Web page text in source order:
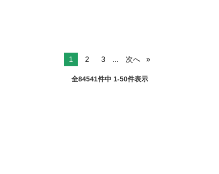
1 2 3 ... 次へ
全84541件中 1-50件表示